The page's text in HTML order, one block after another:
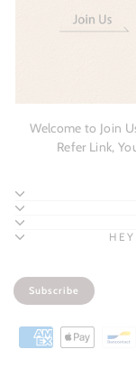
Welcome to Join
Refer Link,
Subscribe